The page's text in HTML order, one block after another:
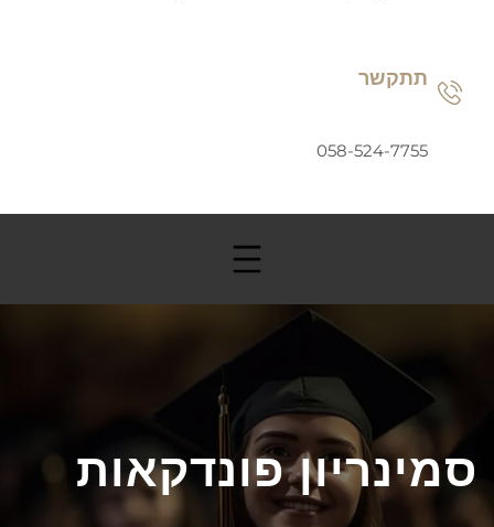
תתקשר
058-524-7755
סמינריון פונדקאות